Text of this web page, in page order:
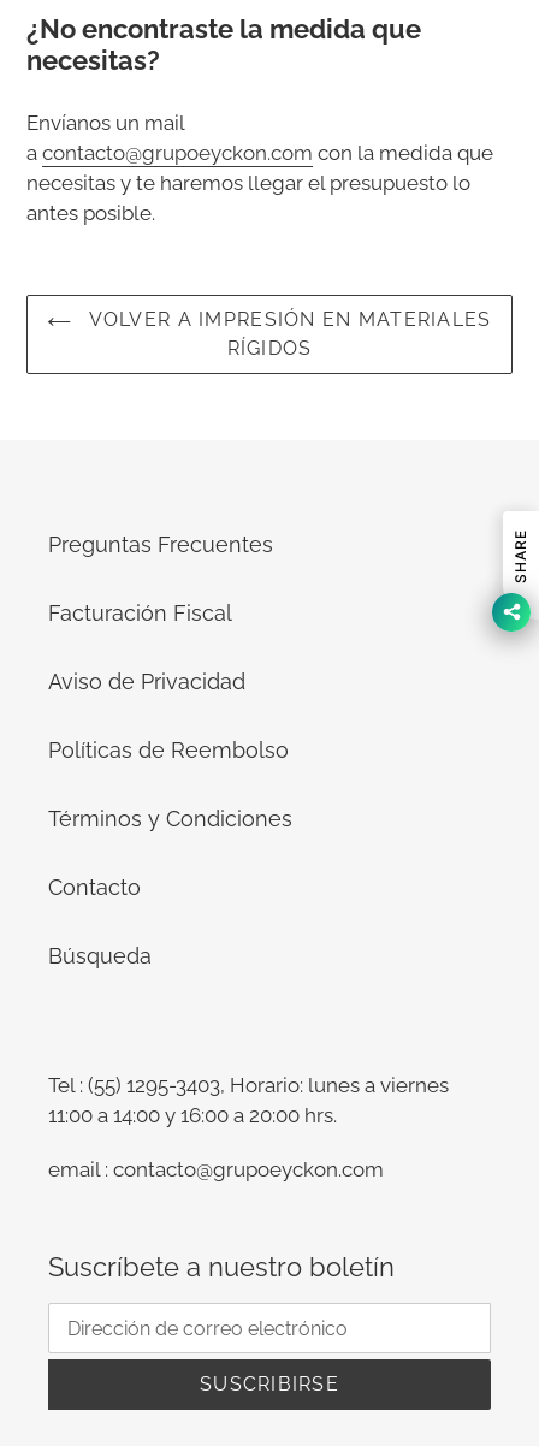
compra
¿No encontraste la medida que
necesitas?
Envíanos un mail
a contacto@grupoeyckon.com con la medida que
necesitas y te haremos llegar el presupuesto lo
antes posible.
VOLVER A IMPRESIÓN EN MATERIALES
RÍGIDOS
Preguntas Frecuentes
Facturación Fiscal
Aviso de Privacidad
Políticas de Reembolso
Términos y Condiciones
Contacto
Búsqueda
Tel : (55) 1295-3403, Horario: lunes a viernes
11:00 a 14:00 y 16:00 a 20:00 hrs.
email : contacto@grupoeyckon.com
Suscríbete a nuestro boletín
SUSCRIBIRSE
SHARE